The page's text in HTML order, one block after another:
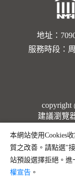
地址：
服務時段：
建議瀏覽
本網站使用Cookies
質之改善。請點選"
站預設選擇拒絕。進
權宣告 。